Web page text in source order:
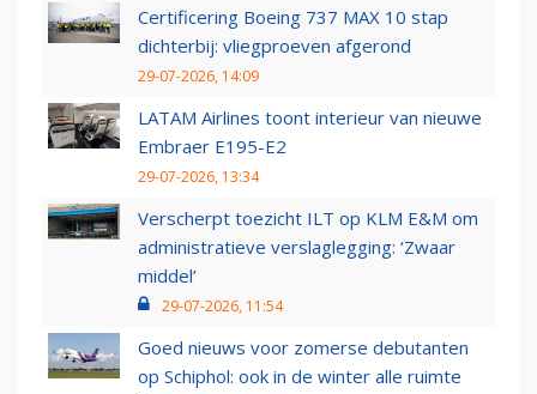
Certificering Boeing 737 MAX 10 stap
dichterbij: vliegproeven afgerond
29-07-2026, 14:09
LATAM Airlines toont interieur van nieuwe
Embraer E195-E2
29-07-2026, 13:34
Verscherpt toezicht ILT op KLM E&M om
administratieve verslaglegging: ‘Zwaar
middel’
29-07-2026, 11:54
Goed nieuws voor zomerse debutanten
op Schiphol: ook in de winter alle ruimte